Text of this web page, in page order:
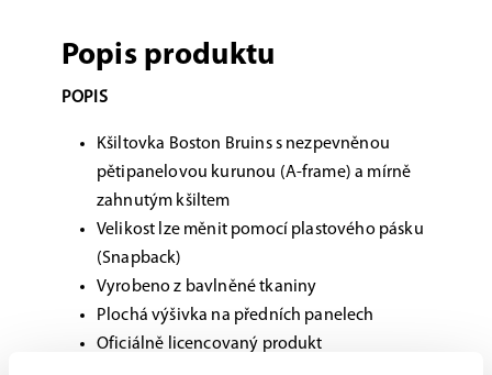
Popis produktu
POPIS
Kšiltovka Boston Bruins s nezpevněnou
pětipanelovou kurunou (A-frame) a mírně
zahnutým kšiltem
Velikost lze měnit pomocí plastového pásku
(Snapback)
Vyrobeno z bavlněné tkaniny
Plochá výšivka na předních panelech
Oficiálně licencovaný produkt